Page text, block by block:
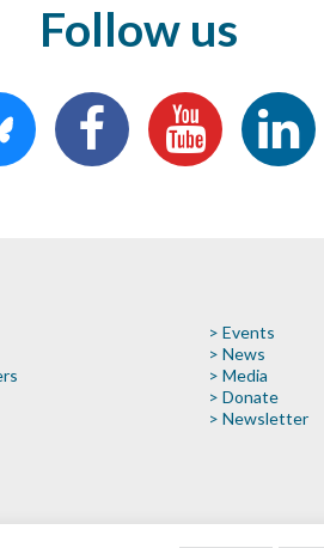
Follow us
> Events
> News
> Media
> Donate
> Newsletter